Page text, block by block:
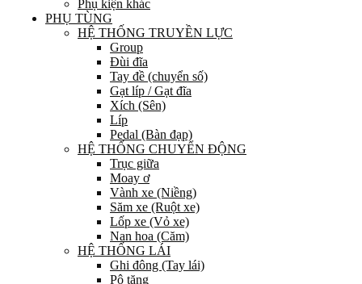
Phụ kiện khác
PHỤ TÙNG
HỆ THỐNG TRUYỀN LỰC
Group
Đùi đĩa
Tay đề (chuyển số)
Gạt líp / Gạt đĩa
Xích (Sên)
Líp
Pedal (Bàn đạp)
HỆ THỐNG CHUYỂN ĐỘNG
Trục giữa
Moay ơ
Vành xe (Niềng)
Săm xe (Ruột xe)
Lốp xe (Vỏ xe)
Nan hoa (Căm)
HỆ THỐNG LÁI
Ghi đông (Tay lái)
Pô tăng